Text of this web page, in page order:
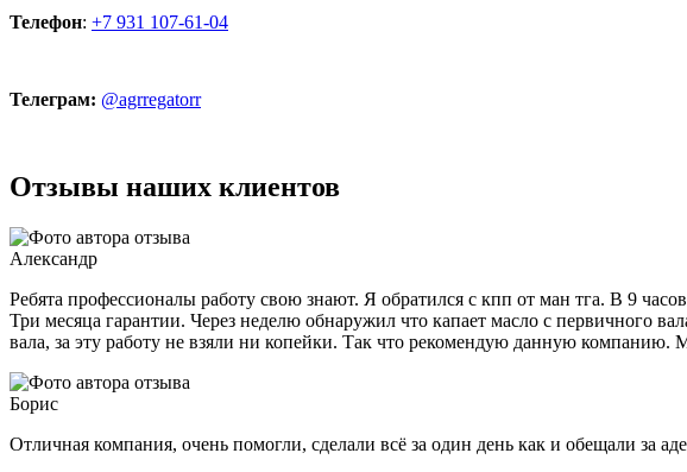
Телефон: +7 931 107-61-04
Телеграм: @agrregatorr
Отзывы наших клиентов
Александр
Ребята профессионалы работу свою знают. Я обратился с кпп от ман тга. В 9
Три месяца гарантии. Через неделю обнаружил что капает масло с первичного
вала, за эту работу не взяли ни копейки. Так что рекомендую данную
Борис
Отличная компания, очень помогли, сделали всё за один день как и обещали за